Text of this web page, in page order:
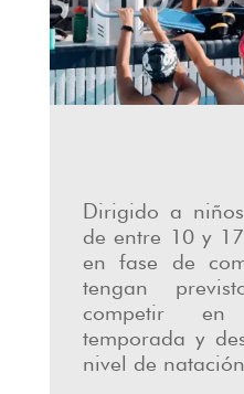
Dirigido a
de entre 10 y
en fase de
tengan
competir
temporada y
nivel de